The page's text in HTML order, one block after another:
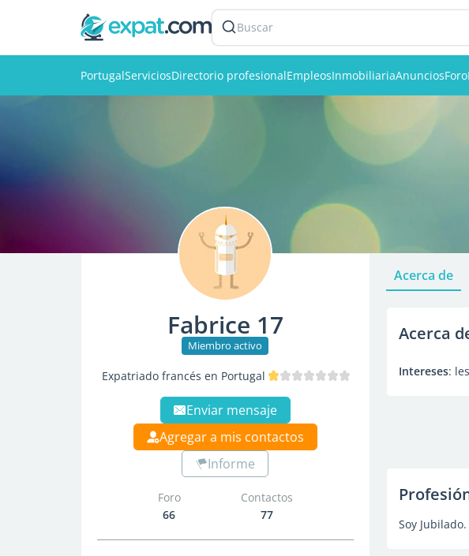
Buscar
PortugalServiciosDirectorio profesionalEmpleosInmobiliariaAnunciosForo
Fabrice 17
Miembro activo
Expatriado francés en Portugal
Enviar mensaje
Agregar a mis contactos
Informe
Foro
66
Contactos
77
Acerca de
Acerca
Intereses:
Soy Jubilado.